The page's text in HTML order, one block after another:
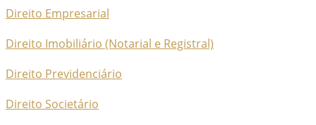
Direito Empresarial
Direito Imobiliário (Notarial e Registral)
Direito Previdenciário
Direito Societário